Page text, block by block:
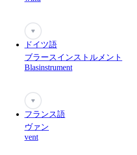
♥
ドイツ語
ブラースインストルメント
Blasinstrument
♥
フランス語
ヴァン
vent